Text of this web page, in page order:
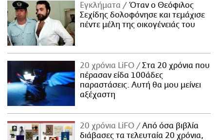
Εγκλήματα
Όταν ο Θεόφιλος
Σεχίδης δολοφόνησε και τεμάχισε
πέντε μέλη της οικογένειάς του
20 χρόνια LiFO
Στα 20 χρόνια που
πέρασαν είδα 100άδες
παραστάσεις. Αυτή θα μου μείνει
αξέχαστη
20 χρόνια LiFO
Από όσα βιβλία
διάβασες τα τελευταία 20 χρόνια,